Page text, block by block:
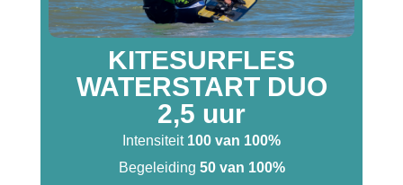
KITESURFLES
WATERSTART DUO
2,5 uur
Intensiteit 100 van 100%
Begeleiding 50 van 100%